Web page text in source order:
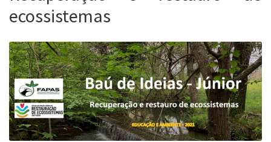
ecossistemas